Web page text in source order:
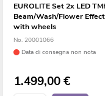
EUROLITE Set 2x LED
Beam/Wash/Flower
with wheels
No. 20001066
Data di consegna non nota
1.499,00€